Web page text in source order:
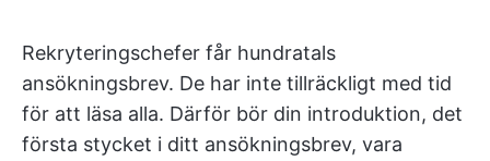
Rekryteringschefer får hundratals
ansökningsbrev. De har inte tillräckligt med tid
för att läsa alla. Därför bör din introduktion, det
första stycket i ditt ansökningsbrev, vara